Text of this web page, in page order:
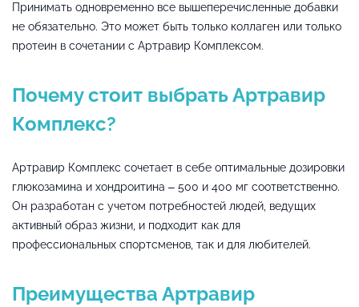
Принимать одновременно все вышеперечисленные добавки
не обязательно. Это может быть только коллаген или только
протеин в сочетании с Артравир Комплексом.
Почему стоит выбрать Артравир
Комплекс?
Артравир Комплекс сочетает в себе оптимальные дозировки
глюкозамина и хондроитина – 500 и 400 мг соответственно.
Он разработан с учетом потребностей людей, ведущих
активный образ жизни, и подходит как для
профессиональных спортсменов, так и для любителей.
Преимущества Артравир